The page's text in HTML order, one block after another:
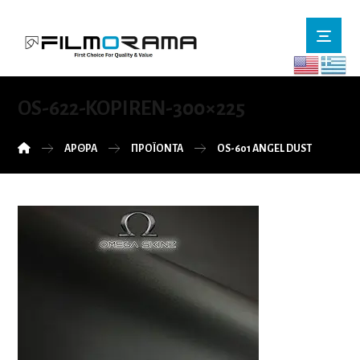
OS-622-KOPIREN-300×225
ΆΡΘΡΑ ΠΡΟΪΌΝΤΑ OS-601 ANGEL DUST